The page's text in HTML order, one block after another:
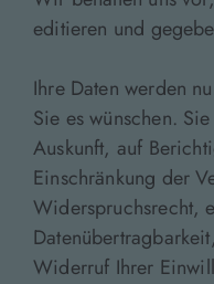
editieren und
Ihre Daten werden
Sie es wünschen.
Auskunft, auf
Einschränkung der
Widerspruchsrecht,
Widerruf Ihrer